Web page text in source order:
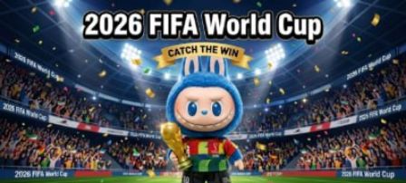
中国·JS33333线路登录(股份)有限公司
首页 js33333金沙线路检测